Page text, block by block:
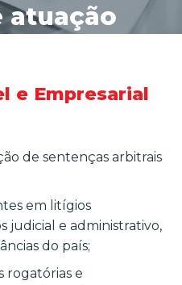
atuação
e Empresarial
de sentenças arbitrais
em litígios
judicial e administrativo,
do país;
rogatórias e